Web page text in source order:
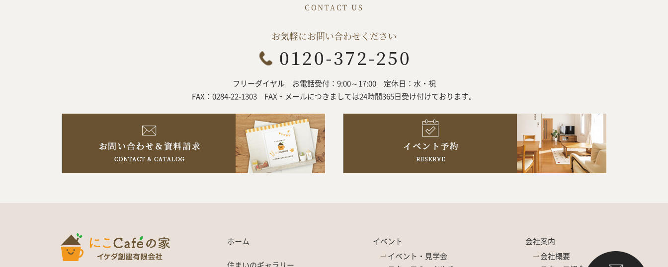
お気軽にお問い合わせください
フリーダイヤル お電話受付：9:00～17:00 定休日：水・祝
FAX：0284-22-1303 FAX・メールにつきましては24時間365日受け付けております。
ホーム
イベント
イベント・見学会
会社案内
会社概要